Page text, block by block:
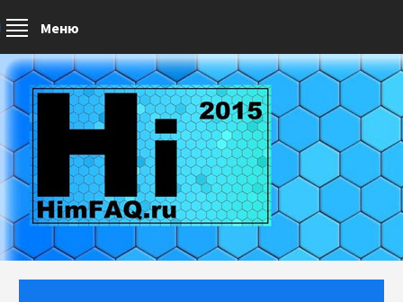
Меню